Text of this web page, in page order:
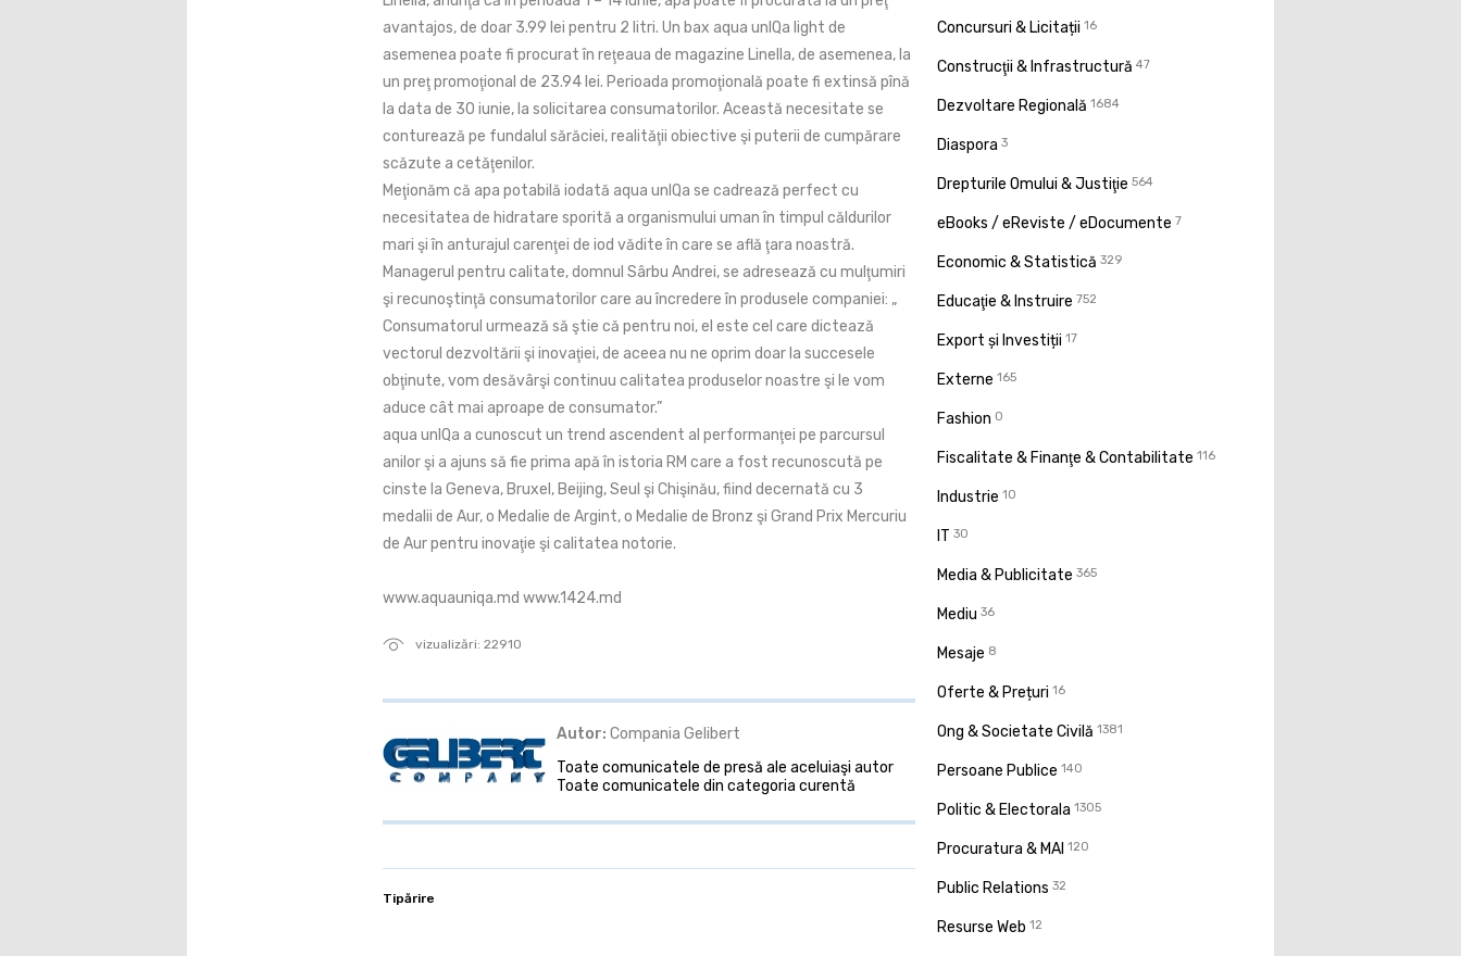
vizualizări: 22910
avantajos, de doar 3.99 lei pentru 2 litri. Un bax aqua unIQa light de
asemenea poate fi procurat în reţeaua de magazine Linella, de asemenea, la
un preţ promoţional de 23.94 lei. Perioada promoţională poate fi extinsă pînă
la data de 30 iunie, la solicitarea consumatorilor. Această necesitate se
conturează pe fundalul sărăciei, realităţii obiective şi puterii de cumpărare
scăzute a cetăţenilor.
Meţionăm că apa potabilă iodată aqua unIQa se cadrează perfect cu
necesitatea de hidratare sporită a organismului uman în timpul căldurilor
mari şi în anturajul carenţei de iod vădite în care se află ţara noastră.
Managerul pentru calitate, domnul Sârbu Andrei, se adresează cu mulţumiri
şi recunoştinţă consumatorilor care au încredere în produsele companiei: „
Consumatorul urmează să ştie că pentru noi, el este cel care dictează
vectorul dezvoltării şi inovaţiei, de aceea nu ne oprim doar la succesele
obţinute, vom desăvârşi continuu calitatea produselor noastre şi le vom
aduce cât mai aproape de consumator.”
aqua unIQa a cunoscut un trend ascendent al performanţei pe parcursul
anilor şi a ajuns să fie prima apă în istoria RM care a fost recunoscută pe
cinste la Geneva, Bruxel, Beijing, Seul şi Chişinău, fiind decernată cu 3
medalii de Aur, o Medalie de Argint, o Medalie de Bronz şi Grand Prix Mercuriu
de Aur pentru inovaţie şi calitatea notorie.
www.aquauniqa.md www.1424.md
Autor: Compania Gelibert
Toate comunicatele de presă ale aceluiaşi autor
Toate comunicatele din categoria curentă
Tipărire
Concursuri & Licitații 16
Construcţii & Infrastructură 47
Dezvoltare Regională 1684
Diaspora 3
Drepturile Omului & Justiţie 564
eBooks / eReviste / eDocumente 7
Economic & Statistică 329
Educaţie & Instruire 752
Export și Investiții 17
Externe 165
Fashion 0
Fiscalitate & Finanţe & Contabilitate 116
Industrie 10
IT 30
Media & Publicitate 365
Mediu 36
Mesaje 8
Oferte & Prețuri 16
Ong & Societate Civilă 1381
Persoane Publice 140
Politic & Electorala 1305
Procuratura & MAI 120
Public Relations 32
Resurse Web 12